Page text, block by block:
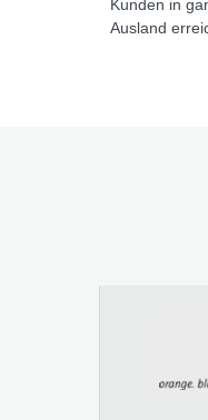
Kunden in
Ausland